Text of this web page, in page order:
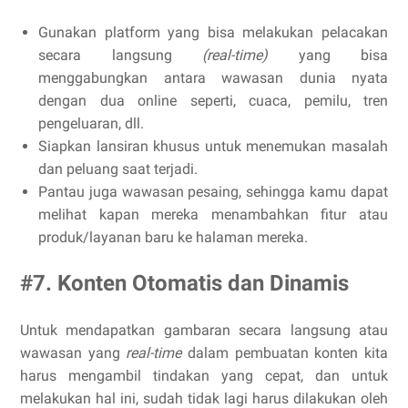
Gunakan platform yang bisa melakukan pelacakan
secara langsung (real-time) yang bisa
menggabungkan antara wawasan dunia nyata
dengan dua online seperti, cuaca, pemilu, tren
pengeluaran, dll.
Siapkan lansiran khusus untuk menemukan masalah
dan peluang saat terjadi.
Pantau juga wawasan pesaing, sehingga kamu dapat
melihat kapan mereka menambahkan fitur atau
produk/layanan baru ke halaman mereka.
#7. Konten Otomatis dan Dinamis
Untuk mendapatkan gambaran secara langsung atau
wawasan yang real-timedalam pembuatan konten kita
harus mengambil tindakan yang cepat, dan untuk
melakukan hal ini, sudah tidak lagi harus dilakukan oleh